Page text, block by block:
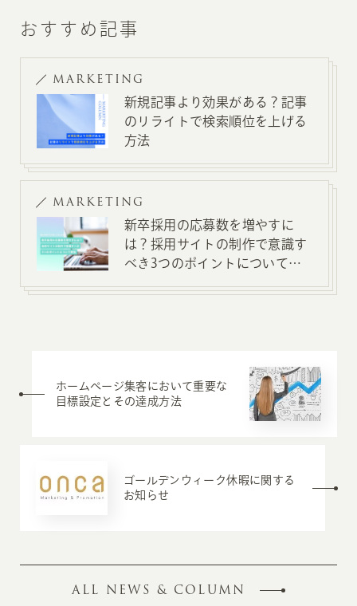
おすすめ記事
MARKETING
新規記事より効果がある？記事
のリライトで検索順位を上げる
方法
MARKETING
新卒採用の応募数を増やすに
は？採用サイトの制作で意識す
べき3つのポイントについて解
ホームページ集客において重要な
目標設定とその達成方法
ゴールデンウィーク休暇に関する
お知らせ
ALL NEWS & COLUMN